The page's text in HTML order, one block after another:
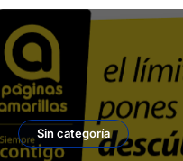
Sin categoría